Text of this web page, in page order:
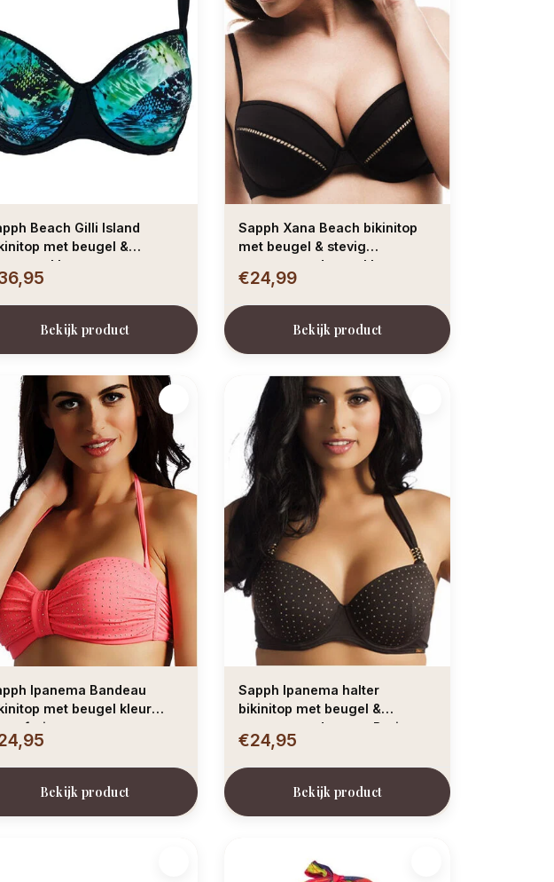
Beach Gilli Island
met beugel &
kleur aqua met
Bekijk product
Sapph Xana Beach bikinitop
met beugel & stevig
voorgevormde cup kleur zwart
€24,99
Bekijk product
Ipanema Bandeau
met beugel kleur
Bekijk product
Sapph Ipanema halter
bikinitop met beugel &
voorgevormde cup – Bruin
€24,95
Bekijk product